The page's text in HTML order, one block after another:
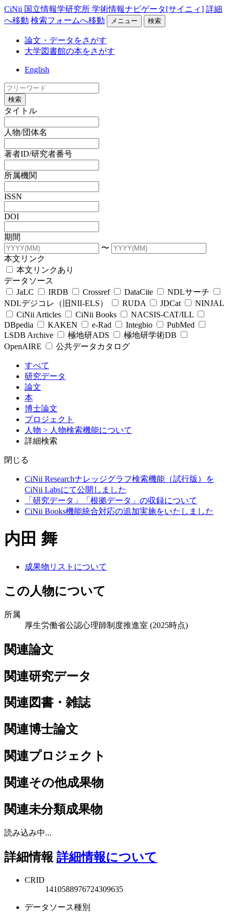
CiNii 国立情報学研究所 学術情報ナビゲータ[サイニィ] 詳細
へ移動 検索フォームへ移動 メニュー 検索
論文・データをさがす
大学図書館の本をさがす
English
検索
タイトル
人物/団体名
著者ID/研究者番号
所属機関
ISSN
DOI
期間
〜
本文リンク
本文リンクあり
データソース
JaLC
IRDB Crossref DataCite
NDLサーチ
NDLデジコレ（旧NII-ELS）
RUDA JDCat
NINJAL
CiNii Articles
CiNii Books
NACSIS-CAT/ILL
DBpedia
KAKEN e-Rad Integbio
PubMed
LSDB Archive
極地研ADS
極地研学術DB
OpenAIRE
公共データカタログ
すべて
研究データ
論文
本
博士論文
プロジェクト
人物 > 人物検索機能について
詳細検索
閉じる
CiNii Researchナレッジグラフ検索機能（試行版）を
CiNii Labsにて公開しました
「研究データ」「根拠データ」の収録について
CiNii Books機能統合対応の追加実施をいたしました
内田 舞
成果物リストについて
この人物について
所属
厚生労働省公認心理師制度推進室 (2025時点)
関連論文
関連研究データ
関連図書・雑誌
関連博士論文
関連プロジェクト
関連その他成果物
関連未分類成果物
読み込み中...
詳細情報 詳細情報について
CRID
1410588976724309635
データソース種別